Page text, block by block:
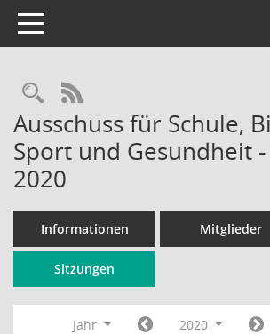
Toggle navigation
Rechercheauswahl
RSS-Feed
Ausschuss für Schule,
Sport und Gesundheit
2020
Informationen Mitglieder
Sitzungen
Jahr
2020